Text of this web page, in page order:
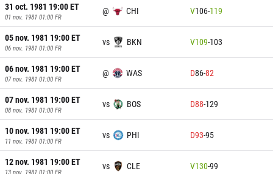
31 oct. 1981 19:00ET
01 nov. 1981 01:00 FR
@ CHI V106-119
05 nov. 1981 19:00ET
06 nov. 1981 01:00 FR
vs BKN V109-103
06 nov. 1981 19:00ET
07 nov. 1981 01:00 FR
@ WAS D86-82
07 nov. 1981 19:00ET
08 nov. 1981 01:00 FR
vs BOS D88-129
10 nov. 1981 19:00ET
11 nov. 1981 01:00 FR
vs PHI D93-95
12 nov. 1981 19:00ET
13 nov. 1981 01:00 FR
vs CLE V130-99